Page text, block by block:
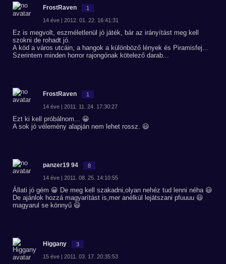
FrostRaven 1
14 éve | 2012. 01. 22. 16:41:31
Ez is megvolt, eszméletlenül jó játék, bár az irányítást meg kell
szokni de rohadt jó.
A köd a város utcáin, a hangok a különböző lények és Piramisfej...
Szerintem minden horror rajongónak kötelező darab...
FrostRaven 1
14 éve | 2011. 11. 24. 17:30:27
Ezt ki kell próbálnom... 😀
A sok jó vélemény alapján nem lehet rossz. 😃
panzer19 94 8
14 éve | 2011. 08. 25. 14:10:55
Állati jó gém 😀 De meg kell szakadni,olyan nehéz tud lenni néha 😃
De ajánlok hozzá magyarítást is,mer anélkül lejátszani pfuuuu 😃
magyarul se könnyű 😃
Higgany 3
15 éve | 2011. 03. 17. 20:35:53